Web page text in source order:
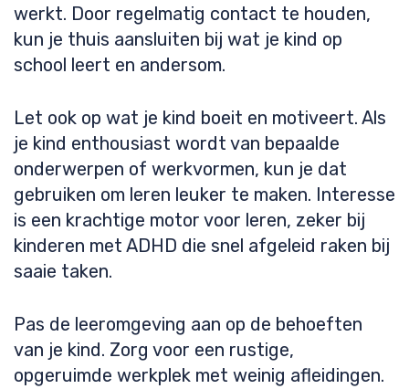
werkt. Door regelmatig contact te houden,
kun je thuis aansluiten bij wat je kind op
school leert en andersom.
Let ook op wat je kind boeit en motiveert. Als
je kind enthousiast wordt van bepaalde
onderwerpen of werkvormen, kun je dat
gebruiken om leren leuker te maken. Interesse
is een krachtige motor voor leren, zeker bij
kinderen met ADHD die snel afgeleid raken bij
saaie taken.
Pas de leeromgeving aan op de behoeften
van je kind. Zorg voor een rustige,
opgeruimde werkplek met weinig afleidingen.